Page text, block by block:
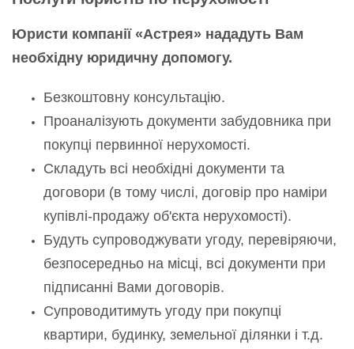
Юристи компанії «Астрея» нададуть Вам
необхідну юридичну допомогу.
Безкоштовну консультацію.
Проаналізують документи забудовника при
покупці первинної нерухомості.
Складуть всі необхідні документи та
договори (в тому числі, договір про наміри
купівлі-продажу об'єкта нерухомості).
Будуть супроводжувати угоду, перевіряючи,
безпосередньо на місці, всі документи при
підписанні Вами договорів.
Супроводитимуть угоду при покупці
квартири, будинку, земельної ділянки і т.д.